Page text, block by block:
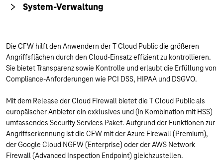
System-Verwaltung
Die CFW hilft den Anwendern der T Cloud Public die größeren
Angriffsflächen durch den Cloud-Einsatz effizient zu kontrollieren.
Sie bietet Transparenz sowie Kontrolle und erlaubt die Erfüllung von
Compliance-Anforderungen wie PCI DSS, HIPAA und DSGVO.
Mit dem Release der Cloud Firewall bietet die T Cloud Public als
europäischer Anbieter ein exklusives und (in Kombination mit HSS)
umfassendes Security Services Paket. Aufgrund der Funktionen zur
Angriffserkennung ist die CFW mit der Azure Firewall (Premium),
der Google Cloud NGFW (Enterprise) oder der AWS Network
Firewall (Advanced Inspection Endpoint) gleichzustellen.